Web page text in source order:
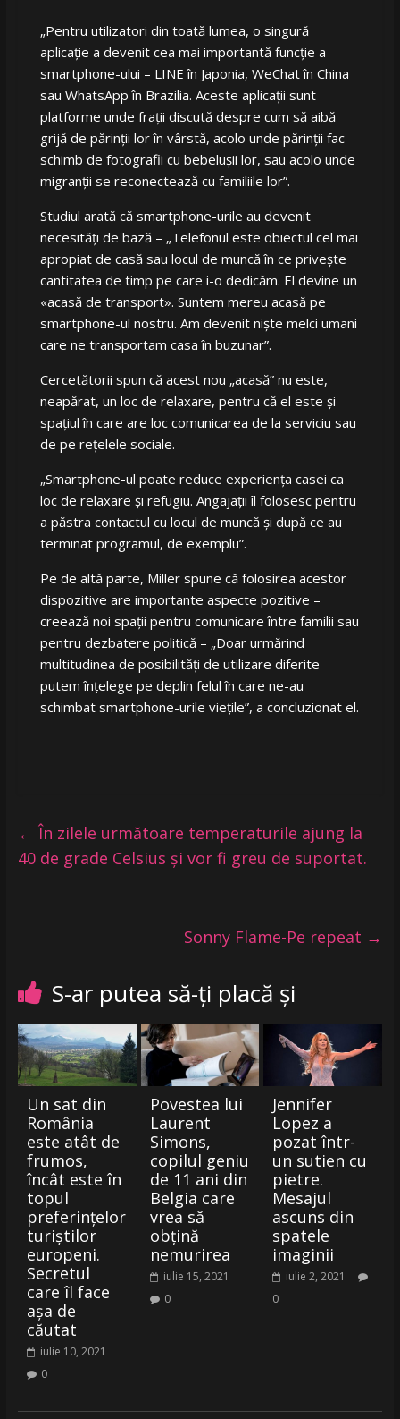
„Pentru utilizatori din toată lumea, o singură
aplicație a devenit cea mai importantă funcție a
smartphone-ului – LINE în Japonia, WeChat în China
sau WhatsApp în Brazilia. Aceste aplicații sunt
platforme unde frații discută despre cum să aibă
grijă de părinții lor în vârstă, acolo unde părinții fac
schimb de fotografii cu bebelușii lor, sau acolo unde
migranții se reconectează cu familiile lor”.
Studiul arată că smartphone-urile au devenit
necesități de bază – „Telefonul este obiectul cel mai
apropiat de casă sau locul de muncă în ce privește
cantitatea de timp pe care i-o dedicăm. El devine un
«acasă de transport». Suntem mereu acasă pe
smartphone-ul nostru. Am devenit niște melci umani
care ne transportam casa în buzunar”.
Cercetătorii spun că acest nou „acasă” nu este,
neapărat, un loc de relaxare, pentru că el este și
spațiul în care are loc comunicarea de la serviciu sau
de pe rețelele sociale.
„Smartphone-ul poate reduce experiența casei ca
loc de relaxare și refugiu. Angajații îl folosesc pentru
a păstra contactul cu locul de muncă și după ce au
terminat programul, de exemplu”.
Pe de altă parte, Miller spune că folosirea acestor
dispozitive are importante aspecte pozitive –
creează noi spații pentru comunicare între familii sau
pentru dezbatere politică – „Doar urmărind
multitudinea de posibilități de utilizare diferite
putem înțelege pe deplin felul în care ne-au
schimbat smartphone-urile viețile”, a concluzionat el.
← În zilele următoare temperaturile ajung la
40 de grade Celsius și vor fi greu de suportat.
Sonny Flame-Pe repeat →
S-ar putea să-ți placă și
Un sat din
România
este atât de
frumos,
încât este în
topul
preferințelor
turiștilor
europeni.
Secretul
care îl face
așa de
căutat
iulie 10, 2021
0
Povestea lui
Laurent
Simons,
copilul geniu
de 11 ani din
Belgia care
vrea să
obţină
nemurirea
iulie 15, 2021
0
Jennifer
Lopez a
pozat într-
un sutien cu
pietre.
Mesajul
ascuns din
spatele
imaginii
iulie 2, 2021
0